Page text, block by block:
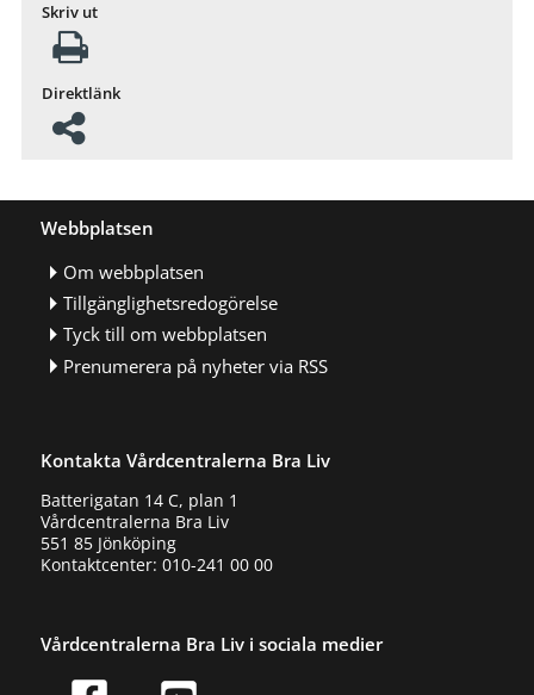
Skriv ut
Direktlänk
Webbplatsen
Om webbplatsen
Tillgänglighetsredogörelse
Tyck till om webbplatsen
Prenumerera på nyheter via RSS
Kontakta Vårdcentralerna Bra Liv
Batterigatan 14 C, plan 1
Vårdcentralerna Bra Liv
551 85 Jönköping
Kontaktcenter: 010-241 00 00
Vårdcentralerna Bra Liv i sociala medier